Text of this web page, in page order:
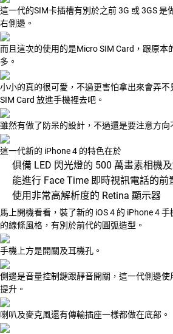
這一代的SIM卡插槽有別於之前 3G 或 3GS 是
右側邊。
而且這次的使用的是Micro SIM Card，跟原本
多。
小小的真的很可愛，不過更害怕拿出來會弄
SIM Card 放進手機裡去吧。
雖然有做了防呆的設計，不過還是要注意方向
這一代新的 iPhone 4 的特色在於
俱備 LED 閃光燈的 500 萬畫素相機
能進行 Face Time 即時視訊電話的前
使用非常高解析度的 Retina 顯示器
馬上開機看看，裝了新的 iOS 4 的 iPhone 4
的線條風格，有別於前代的圓弧造型。
手機上方是開關及耳機孔。
側邊是音量控制鍵跟靜音開關，這一代側邊
提升。
喇叭及麥克風還有傳輸插座一樣都做在底部。